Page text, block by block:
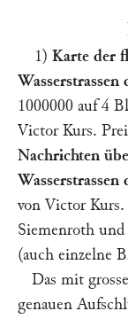
1) Karte der
Wasserstrassen
1000000 auf 4
Victor Kurs.
Nachrichten
Wasserstrassen
von Victor Kurs.
Siemenroth
(auch einzelne
Das mit
genauen